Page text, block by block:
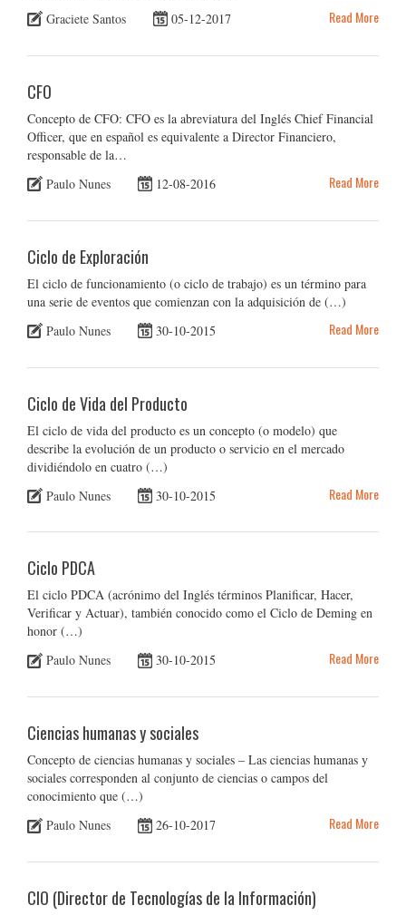
Graciete Santos
05-12-2017 Read More
CFO
Concepto de CFO: CFO es la abreviatura del Inglés Chief Financial
Officer, que en español es equivalente a Director Financiero,
responsable de la…
Paulo Nunes
12-08-2016 Read More
Ciclo de Exploración
El ciclo de funcionamiento (o ciclo de trabajo) es un término para
una serie de eventos que comienzan con la adquisición de (…)
Paulo Nunes
30-10-2015 Read More
Ciclo de Vida del Producto
El ciclo de vida del producto es un concepto (o modelo) que
describe la evolución de un producto o servicio en el mercado
dividiéndolo en cuatro (…)
Paulo Nunes
30-10-2015 Read More
Ciclo PDCA
El ciclo PDCA (acrónimo del Inglés términos Planificar, Hacer,
Verificar y Actuar), también conocido como el Ciclo de Deming en
honor (…)
Paulo Nunes
30-10-2015 Read More
Ciencias humanas y sociales
Concepto de ciencias humanas y sociales – Las ciencias humanas y
sociales corresponden al conjunto de ciencias o campos del
conocimiento que (…)
Paulo Nunes
26-10-2017 Read More
CIO (Director de Tecnologías de la Información)